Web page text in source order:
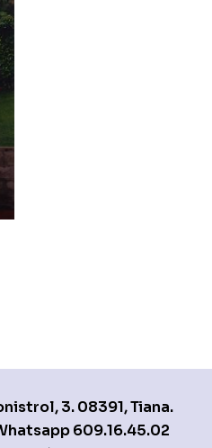
3. 08391, Tiana.
609.16.45.02